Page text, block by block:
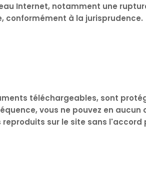
Internet, notamment une
conformément à la jurisprudence.
téléchargeables, sont
vous ne pouvez en
sur le site sans l'accord